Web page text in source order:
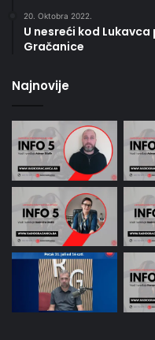
20. Oktobra 2022.
U nesreći kod
Gračanice
Najnovije